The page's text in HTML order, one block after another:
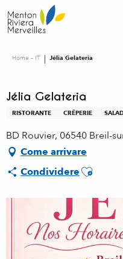
au
contenu
Home – IT Jélia Gelateria
Jélia Gelateria
RISTORANTE CRÊPERIE
BD Rouvier, 06540 Breil-
Come arrivare
CondividereAjouter